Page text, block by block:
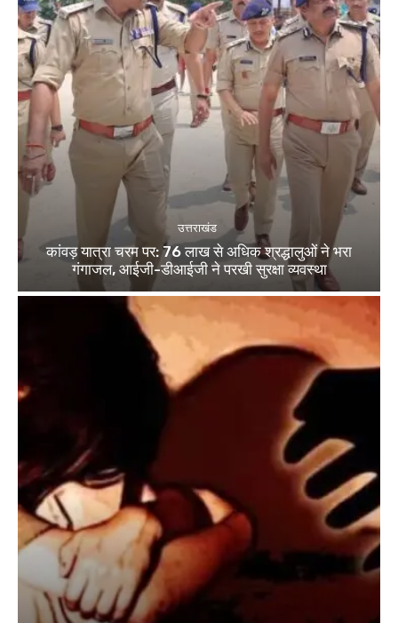
उत्तराखंड
कांवड़ यात्रा चरम पर: 76 लाख से अधिक श्रद्धालुओं ने भरा
गंगाजल, आईजी-डीआईजी ने परखी सुरक्षा व्यवस्था